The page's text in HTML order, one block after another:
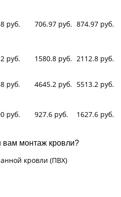
руб. 706.97 руб. 874.97 руб.
руб. 1580.8 руб. 2112.8 руб.
руб. 4645.2 руб. 5513.2 руб.
руб. 927.6 руб. 1627.6 руб.
вам монтаж кровли?
кровли (ПВХ)